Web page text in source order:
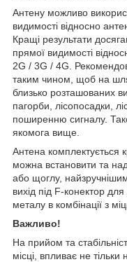
Антену можливо
видимості відносно
Кращі результати
прямої видимості
2G / 3G / 4G.
таким чином, щоб на
близько розташованих
пагорби, лісопосадки,
поширенню сигналу.
якомога вище.
Антена комплектується
можна встановити та
або щоглу,
вихід під F-конектор
металу в комбінації з
Важливо!
На прийом та
місці, впливає не тільки